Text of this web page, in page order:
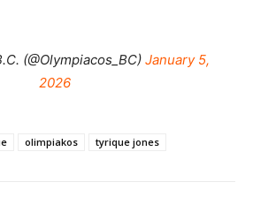
(@Olympiacos_BC) January 5,
2026
olimpiakos tyrique jones